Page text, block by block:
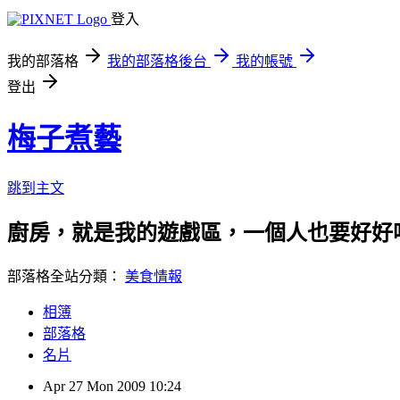
登入
我的部落格 我的部落格後台
我的帳號
登出
梅子煮藝
跳到主文
廚房，就是我的遊戲區，一個人也要好好
部落格全站分類： 美食情報
相簿
部落格
名片
Apr 27 Mon 2009 10:24